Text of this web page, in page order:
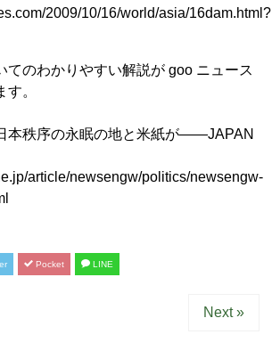
2009/10/16/world/asia/16dam.html?
てのわかりやすい解説が goo ニュース
。
本秩序の永眠の地と米紙が――JAPAN
article/newsengw/politics/newsengw-
Pocket LINE
Next »